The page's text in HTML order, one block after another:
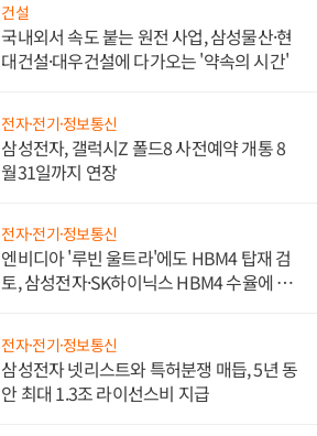
건설
국내외서 속도 붙는 원전 사업, 삼성물산·현
대건설·대우건설에 다가오는 '약속의 시간'
전자·전기·정보통신
삼성전자, 갤럭시Z 폴드8 사전예약 개통 8
월31일까지 연장
전자·전기·정보통신
엔비디아 '루빈 울트라'에도 HBM4 탑재 검
토, 삼성전자·SK하이닉스 HBM4 수율에 주
전자·전기·정보통신
삼성전자 넷리스트와 특허분쟁 매듭, 5년 동
안 최대 1.3조 라이선스비 지급